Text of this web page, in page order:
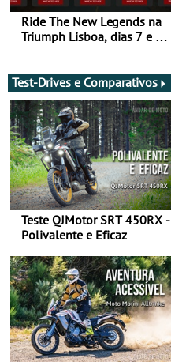
Ride The New Legends na
Triumph Lisboa, dias 7 e 8
Test-Drives e Comparativos
Teste QJMotor SRT 450RX -
Polivalente e Eficaz